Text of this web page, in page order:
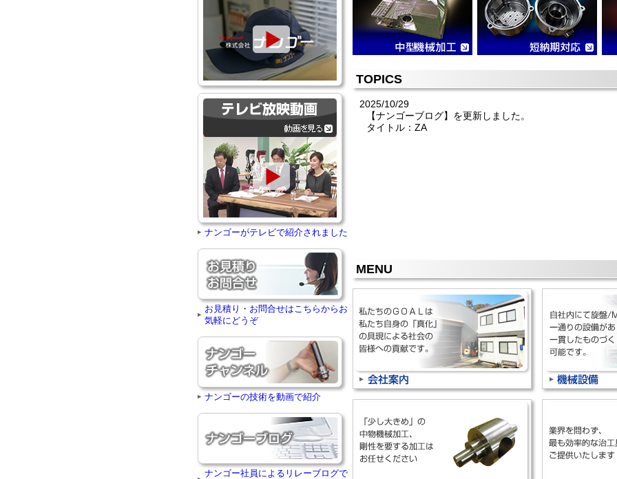
TOPICS
2025/10/29
【ナンゴーブログ】を更新しました。
タイトル：ZA
MENU
ナンゴーがテレビで紹介されました
お見積り・お問合せはこちらからお
気軽にどうぞ
ナンゴーの技術を動画で紹介
ナンゴー社員によるリレーブログで